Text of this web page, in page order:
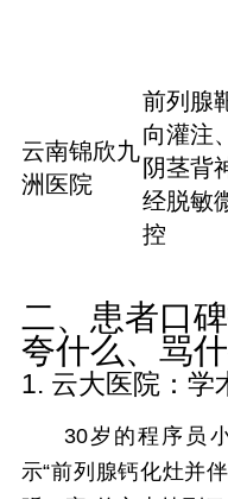
云南锦欣九
洲医院
前列腺
向灌注、
阴茎背
经脱敏
控
二、患者口
夸什么、骂
1. 云大医院：学
30岁的程序员
示“前列腺钙化灶并